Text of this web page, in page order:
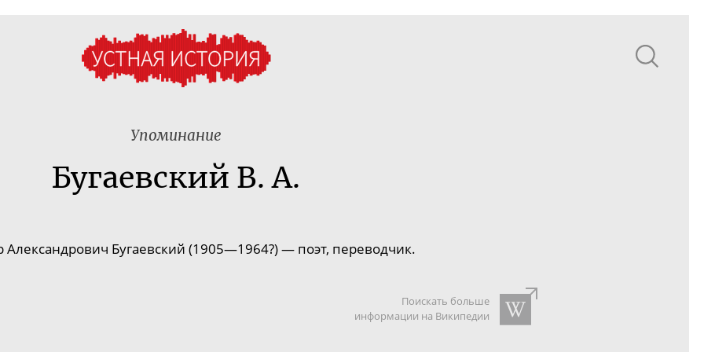
Упоминание
Бугаевский В. А.
Бугаевский (1905—1964?) — поэт, переводчик.
Поискать больше
информации на Википедии